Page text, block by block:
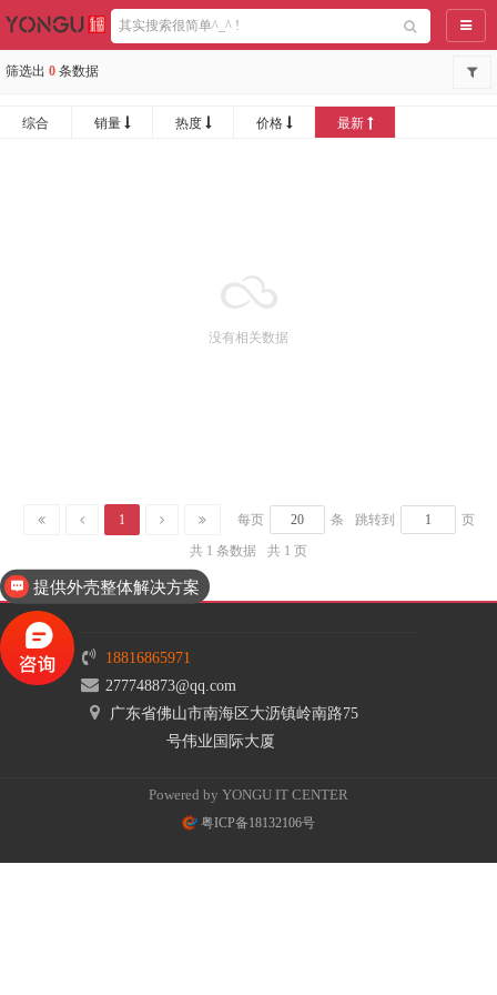
导航
筛选出 0 条数据
综合 销量 热度 价格 最新
没有相关数据
1 每页 条 跳转到
页
共 1 条数据
共 1 页
18816865971
277748873@qq.com
广东省佛山市南海区大沥镇岭南路75
号伟业国际大厦
Powered by YONGU IT CENTER
粤ICP备18132106号
提供外壳整体解决方案